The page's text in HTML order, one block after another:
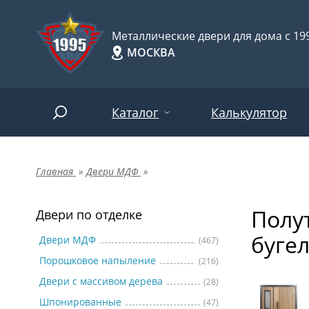
Металлические двери для дома с
МОСКВА
Каталог
Двери по отделке
Двери по назначению
Двери по особенностям
Калькулятор
Главная » Двери МДФ »
Двери по отделке
Двери МДФ (467)
Порошковое напыление (216)
Двери с массивом дерева (28)
Шпонированные (47)